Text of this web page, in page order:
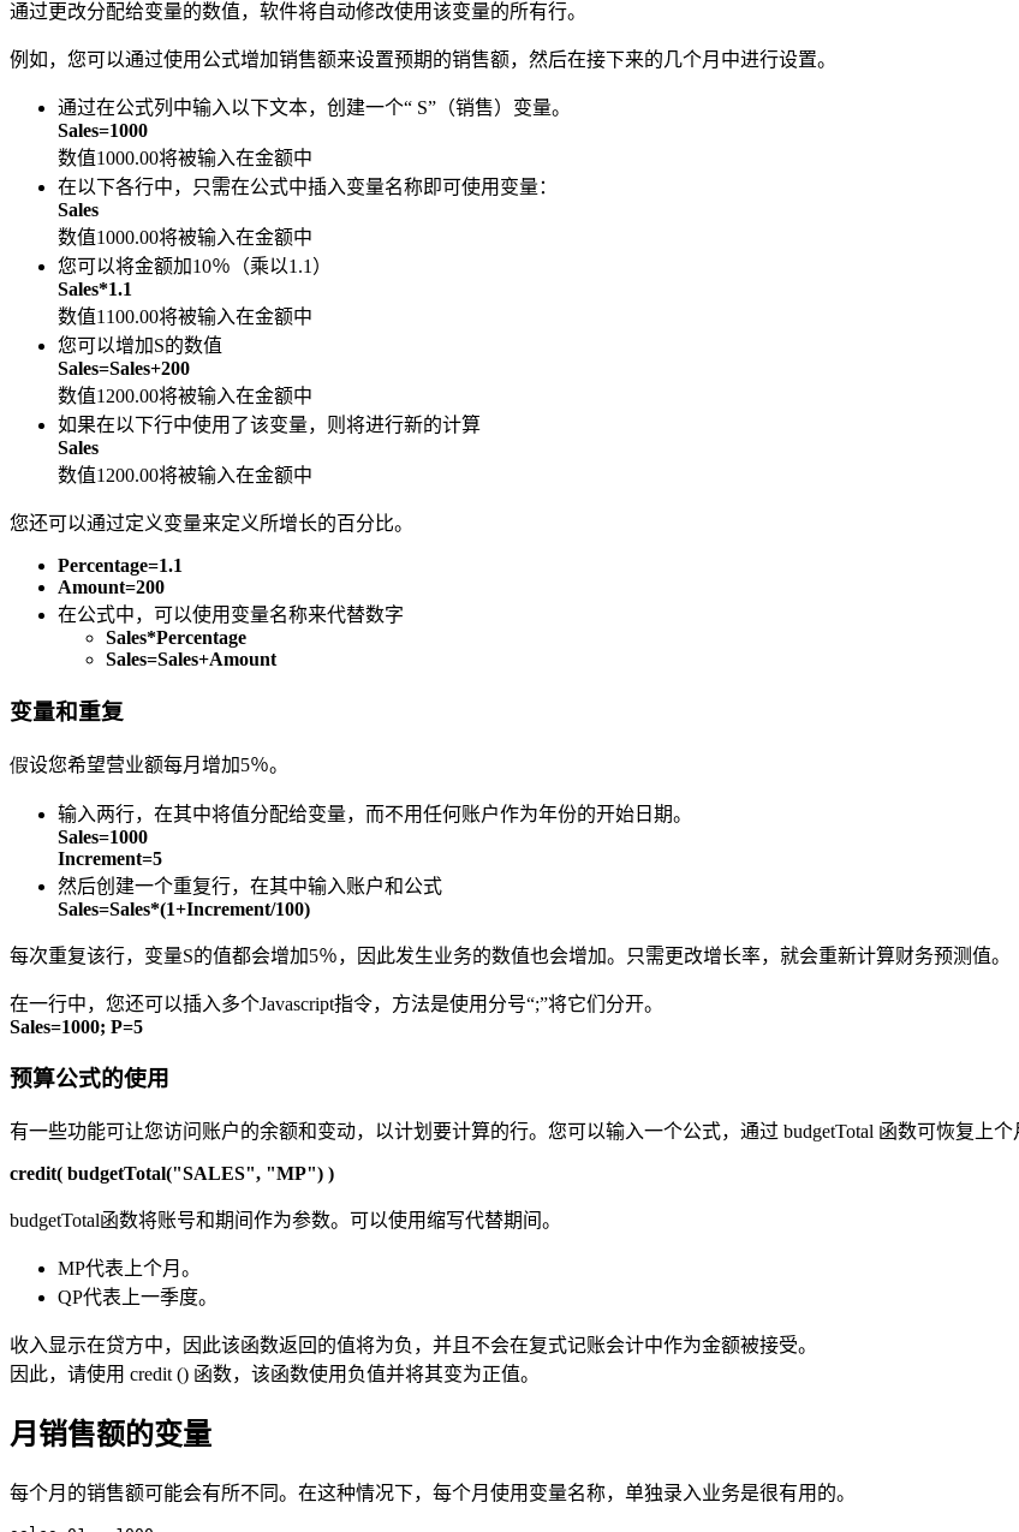
通过更改分配给变量的数值，软件将自动修改使用该变量的所有行。
例如，您可以通过使用公式增加销售额来设置预期的销售额，然后在接下来的几个月中进行设置。
通过在公式列中输入以下文本，创建一个“ S”（销售）变量。
Sales=1000
数值1000.00将被输入在金额中
在以下各行中，只需在公式中插入变量名称即可使用变量：
Sales
数值1000.00将被输入在金额中
您可以将金额加10％（乘以1.1）
Sales*1.1
数值1100.00将被输入在金额中
您可以增加S的数值
Sales=Sales+200
数值1200.00将被输入在金额中
如果在以下行中使用了该变量，则将进行新的计算
Sales
数值1200.00将被输入在金额中
您还可以通过定义变量来定义所增长的百分比。
Percentage=1.1
Amount=200
在公式中，可以使用变量名称来代替数字
Sales*Percentage
Sales=Sales+Amount
变量和重复
假设您希望营业额每月增加5％。
输入两行，在其中将值分配给变量，而不用任何账户作为年份的开始日期。
Sales=1000
Increment=5
然后创建一个重复行，在其中输入账户和公式
Sales=Sales*(1+Increment/100)
每次重复该行，变量S的值都会增加5％，因此发生业务的数值也会增加。 只需更改增长率，就会重新计算财务预测值。
在一行中，您还可以插入多个Javascript指令，方法是使用分号“;”将它们分开。
Sales=1000; P=5
预算公式的使用
有一些功能可让您访问账户的余额和变动，以计划要计算的行。您可以输入一个公式，通过 budgetTotal 函数可恢复上个
credit( budgetTotal("SALES", "MP") )
budgetTotal函数将账号和期间作为参数。 可以使用缩写代替期间。
MP代表上个月。
QP代表上一季度。
收入显示在贷方中，因此该函数返回的值将为负，并且不会在复式记账会计中作为金额被接受。
因此，请使用 credit () 函数，该函数使用负值并将其变为正值。
月销售额的变量
每个月的销售额可能会有所不同。 在这种情况下，每个月使用变量名称，单独录入业务是很有用的。